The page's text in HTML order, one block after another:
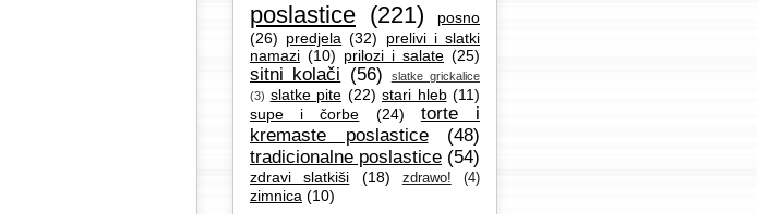
poslastice (221)
posno
(26) predjela (32)
prelivi i slatki
namazi (10) prilozi i salate (25)
sitni kolači (56)
slatke grickalice
(3) slatke pite (22) stari hleb (11)
supe i čorbe
(24)
torte i
kremaste poslastice
(48)
tradicionalne poslastice (54)
zdravi slatkiši (18) zdrawo! (4)
zimnica (10)